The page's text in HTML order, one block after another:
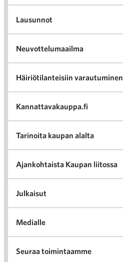
Lausunnot
Neuvottelumaailma
Häiriötilanteisiin varautuminen
Kannattavakauppa.fi
Tarinoita kaupan alalta
Ajankohtaista Kaupan liitossa
Julkaisut
Medialle
Seuraa toimintaamme